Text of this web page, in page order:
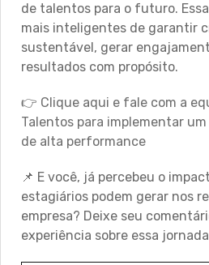
de talentos para o futuro.
mais inteligentes de garantir
sustentável, gerar
resultados com propósito.
👉 Clique aqui e fale com a
Talentos para implementar
de alta performance
📌 E você, já percebeu o
estagiários podem gerar nos
empresa? Deixe seu
experiência sobre essa